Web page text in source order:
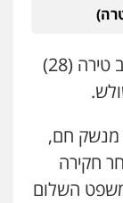
מעצרים
המשטרה עצרה היום (27 ביולי) תושב טירה (28)
מנשק חם,
חקירה
השלום